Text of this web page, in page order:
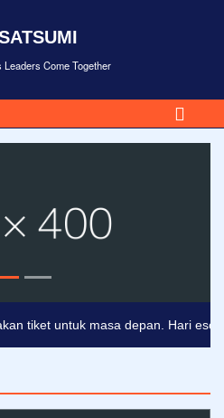
Come Together
tiket untuk masa depan. Hari esok